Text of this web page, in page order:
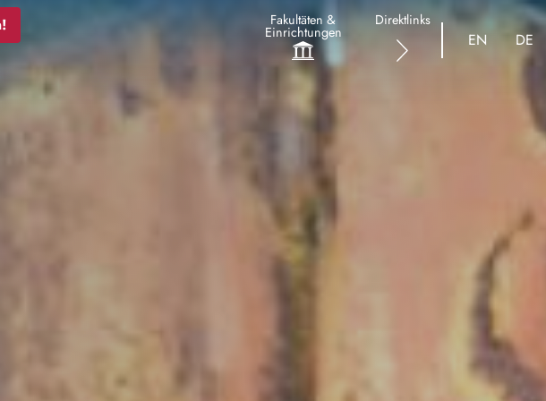
Fakultäten &
Einrichtungen
Direktlinks
EN DE